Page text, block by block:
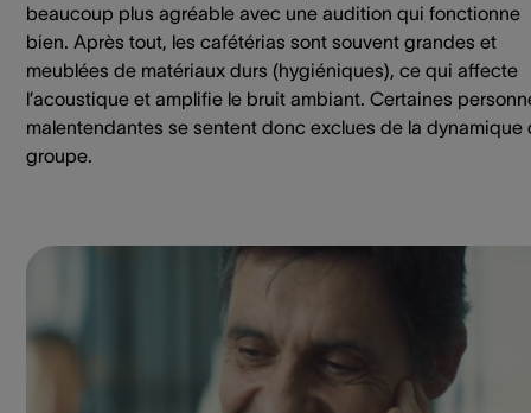
beaucoup plus agréable avec une audition qui fonctionne
bien. Après tout, les cafétérias sont souvent grandes et
meublées de matériaux durs (hygiéniques), ce qui affecte
l’acoustique et amplifie le bruit ambiant. Certaines
malentendantes se sentent donc exclues de la dynamique
groupe.